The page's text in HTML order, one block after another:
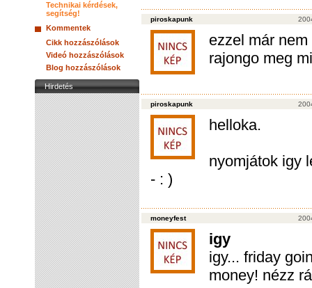
Technikai kérdések,
segítség!
Kommentek
Cikk hozzászólások
Videó hozzászólások
Blog hozzászólások
Hirdetés
piroskapunk
ezzel már
rajongo meg
piroskapunk
helloka.
nyomjátok igy
- : )
moneyfest
igy
igy... friday
money! nézz